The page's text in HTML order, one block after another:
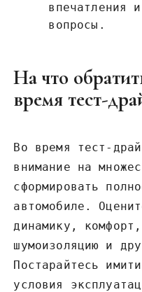
впечатления
вопросы.
На что
время тест-
Во время тест-
внимание на
сформировать
автомобиле.
динамику,
шумоизоляцию и
Постарайтесь
условия